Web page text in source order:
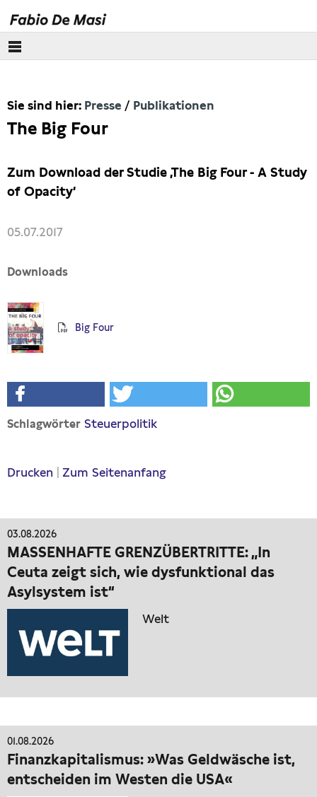
Europäisches Parlament
Presse
Presseschau
Sie sind hier: Presse Publikationen
The Big Four
Zum Download der Studie ‚The Big Four - A Study
of Opacity‘
05.07.2017
Downloads
Big Four
Schlagwörter Steuerpolitik
Drucken Zum Seitenanfang
03.08.2026
MASSENHAFTE GRENZÜBERTRITTE: „In
Ceuta zeigt sich, wie dysfunktional das
Asylsystem ist“
Welt
01.08.2026
Finanzkapitalismus: »Was Geldwäsche ist,
entscheiden im Westen die USA«